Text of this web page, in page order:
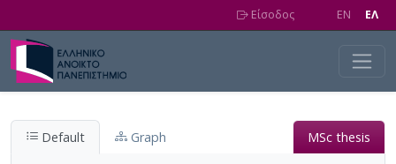
Είσοδος EN EΛ
Default Graph MSc thesis